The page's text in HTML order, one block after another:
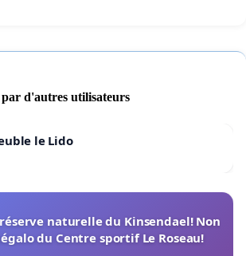
d'autres utilisateurs
le Lido
naturelle du Kinsendael! Non
du Centre sportif Le Roseau!